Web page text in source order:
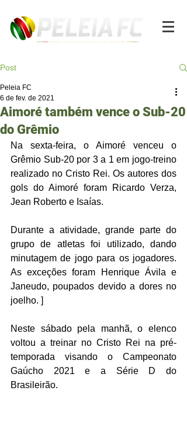
Post
Aimoré também vence o Sub-20
do Grêmio
Peleia FC
6 de fev. de 2021
Na sexta-feira, o Aimoré venceu o
Grêmio Sub-20 por 3 a 1 em jogo-treino
realizado no Cristo Rei. Os autores dos
gols do Aimoré foram Ricardo Verza,
Jean Roberto e Isaías.
Durante a atividade, grande parte do
grupo de atletas foi utilizado, dando
minutagem de jogo para os jogadores.
As exceções foram Henrique Ávila e
Janeudo, poupados devido a dores no
joelho. ]
Neste sábado pela manhã, o elenco
voltou a treinar no Cristo Rei na pré-
temporada visando o Campeonato
Gaúcho 2021 e a Série D do
Brasileirão.